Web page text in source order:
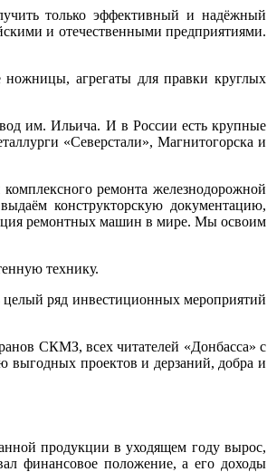
только эффективный и надёжный
и отечественными предприятиями.
агрегаты для правки круглых
им. Ильича. И в России есть крупные
«Северстали», Магнитогорска и
ремонта железнодорожной
конструкторскую документацию,
ремонтных машин в мире. Мы освоим
технику.
целый ряд инвестиционных мероприятий
СКМЗ, всех читателей «Донбасса» с
проектов и дерзаний, добра и
продукции в уходящем году вырос,
финансовое положение, а его доходы